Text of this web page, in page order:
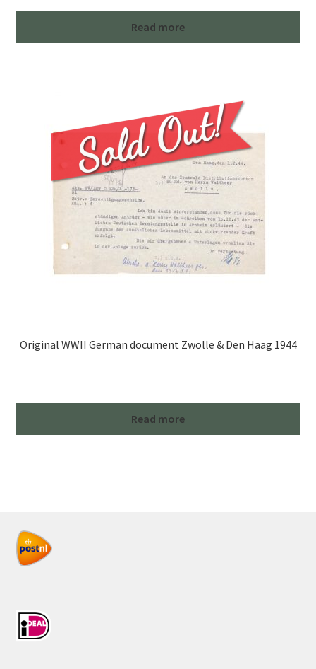
Read more
Original WWII German document Zwolle & Den Haag 1944
Read more